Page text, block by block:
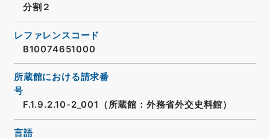
分割２
レファレンスコード
B10074651000
所蔵館における請求番
号
F.1.9.2.10-2_001（所蔵館：外務省外交史料館）
言語